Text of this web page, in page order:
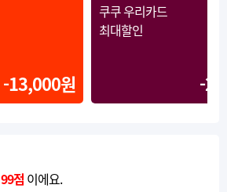
-13,000원
쿠쿠 우리카드
최대할인
-
99점 이에요.